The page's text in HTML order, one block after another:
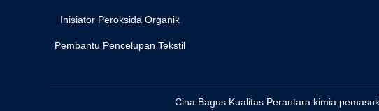
Inisiator Peroksida Organik
Pembantu Pencelupan Tekstil
Cina Bagus Kualitas Perantara kimia